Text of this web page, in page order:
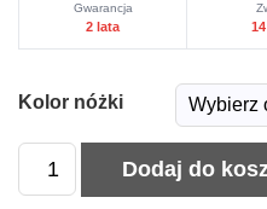
Gwarancja
2 lata
Kolor nóżki
ilość
Drewniane
Dodaj do